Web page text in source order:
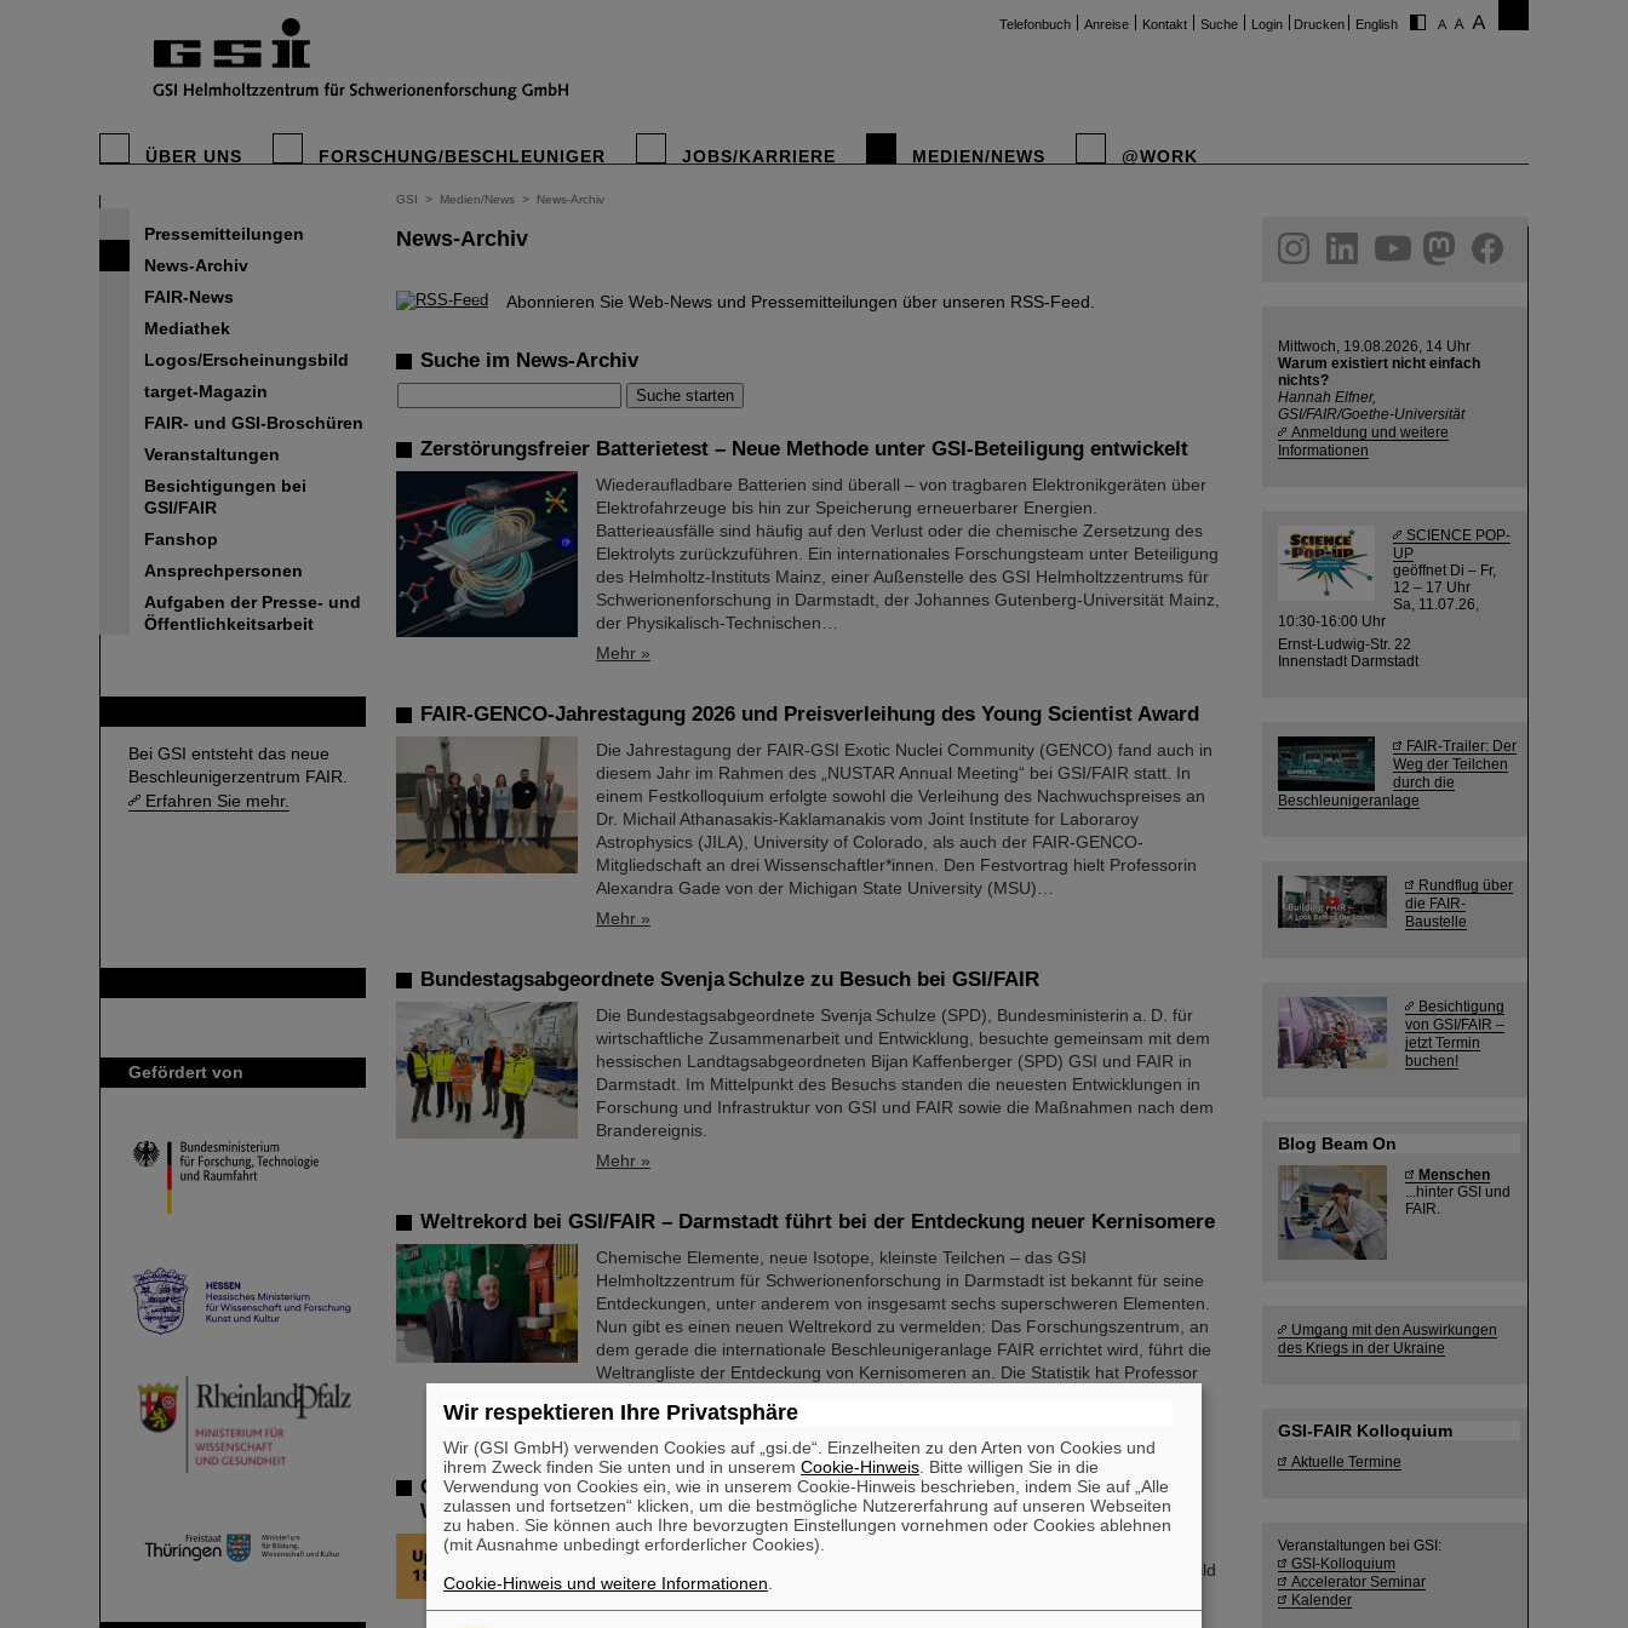
Telefonbuch Anreise Kontakt Suche Login Drucken English
ÜBER UNS FORSCHUNG/BESCHLEUNIGER JOBS/KARRIERE MEDIEN/NEWS @WORK
Pressemitteilungen
News-Archiv
FAIR-News
Mediathek
Logos/Erscheinungsbild
target-Magazin
FAIR- und GSI-Broschüren
Veranstaltungen
Besichtigungen bei
GSI/FAIR
Fanshop
Ansprechpersonen
Aufgaben der Presse- und
Öffentlichkeitsarbeit
Bei GSI entsteht das neue
Beschleunigerzentrum FAIR.
Erfahren Sie mehr.
Gefördert von
GSI > Medien/News > News-Archiv
News-Archiv
© Abonnieren Sie Web-News und Pressemitteilungen über unseren RSS-Feed.
Suche im News-Archiv
Zerstörungsfreier Batterietest – Neue Methode unter GSI-Beteiligung entwickelt
Wiederaufladbare Batterien sind überall – von tragbaren Elektronikgeräten über
Elektrofahrzeuge bis hin zur Speicherung erneuerbarer Energien.
Batterieausfälle sind häufig auf den Verlust oder die chemische Zersetzung des
Elektrolyts zurückzuführen. Ein internationales Forschungsteam unter Beteiligung
des Helmholtz-Instituts Mainz, einer Außenstelle des GSI Helmholtzzentrums für
Schwerionenforschung in Darmstadt, der Johannes Gutenberg-Universität Mainz,
der Physikalisch-Technischen…
Mehr »
FAIR-GENCO-Jahrestagung 2026 und Preisverleihung des Young Scientist Award
Die Jahrestagung der FAIR-GSI Exotic Nuclei Community (GENCO) fand auch in
diesem Jahr im Rahmen des „NUSTAR Annual Meeting“ bei GSI/FAIR statt. In
einem Festkolloquium erfolgte sowohl die Verleihung des Nachwuchspreises an
Dr. Michail Athanasakis-Kaklamanakis vom Joint Institute for Laboraroy
Astrophysics (JILA), University of Colorado, als auch der FAIR-GENCO-
Mitgliedschaft an drei Wissenschaftler*innen. Den Festvortrag hielt Professorin
Alexandra Gade von der Michigan State University (MSU)…
Mehr »
Bundestagsabgeordnete Svenja Schulze zu Besuch bei GSI/FAIR
Die Bundestagsabgeordnete Svenja Schulze (SPD), Bundesministerin a. D. für
wirtschaftliche Zusammenarbeit und Entwicklung, besuchte gemeinsam mit dem
hessischen Landtagsabgeordneten Bijan Kaffenberger (SPD) GSI und FAIR in
Darmstadt. Im Mittelpunkt des Besuchs standen die neuesten Entwicklungen in
Forschung und Infrastruktur von GSI und FAIR sowie die Maßnahmen nach dem
Brandereignis.
Mehr »
Weltrekord bei GSI/FAIR – Darmstadt führt bei der Entdeckung neuer Kernisomere
Chemische Elemente, neue Isotope, kleinste Teilchen – das GSI
Helmholtzzentrum für Schwerionenforschung in Darmstadt ist bekannt für seine
Entdeckungen, unter anderem von insgesamt sechs superschweren Elementen.
Nun gibt es einen neuen Weltrekord zu vermelden: Das Forschungszentrum, an
dem gerade die internationale Beschleunigeranlage FAIR errichtet wird, führt die
Weltrangliste der Entdeckung von Kernisomeren an. Die Statistik hat Professor
Mehr »
GSI-Aufsichtsrat und Geschäftsführung beschließen Maßnahmen für schnelle
Wiederherstellung des Forschungsbetriebs
Nach dem Brandereignis bei GSI am 5. Februar 2026 hat sich der GSI-
Aufsichtsrat in einer außerordentlichen Sitzung am 13. Februar mit dem Lagebild
befasst und Sofortmaßnahmen diskutiert und beschlossen. Fokus sind jetzt
unmittelbar erforderliche Reparatur- und Instandsetzungsmaßnahmen,
helmholtz.social
facebook
Mittwoch, 19.08.2026, 14 Uhr
Warum existiert nicht einfach
nichts?
Hannah Elfner,
GSI/FAIR/Goethe-Universität
Anmeldung und weitere
Informationen
SCIENCE POP-
UP
geöffnet Di – Fr,
12 – 17 Uhr
Sa, 11.07.26,
10:30-16:00 Uhr
Ernst-Ludwig-Str. 22
Innenstadt Darmstadt
FAIR-Trailer: Der
Weg der Teilchen
durch die
Beschleunigeranlage
Rundflug über
die FAIR-
Baustelle
Besichtigung
von GSI/FAIR –
jetzt Termin
buchen!
Blog Beam On
Menschen
...hinter GSI und
FAIR.
Umgang mit den Auswirkungen
des Kriegs in der Ukraine
GSI-FAIR Kolloquium
Aktuelle Termine
Veranstaltungen bei GSI:
GSI-Kolloquium
Accelerator Seminar
Kalender
Wir respektieren Ihre Privatsphäre
Wir (GSI GmbH) verwenden Cookies auf „gsi.de“. Einzelheiten zu den Arten von Cookies und
ihrem Zweck finden Sie unten und in unserem Cookie-Hinweis . Bitte willigen Sie in die
Verwendung von Cookies ein, wie in unserem Cookie-Hinweis beschrieben, indem Sie auf „Alle
zulassen und fortsetzen“ klicken, um die bestmögliche Nutzererfahrung auf unseren Webseiten
zu haben. Sie können auch Ihre bevorzugten Einstellungen vornehmen oder Cookies ablehnen
(mit Ausnahme unbedingt erforderlicher Cookies).
Cookie-Hinweis und weitere Informationen